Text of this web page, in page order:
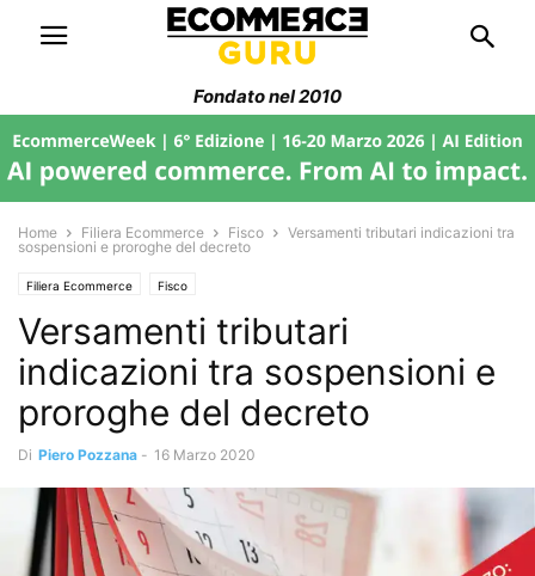
Fondato nel 2010
Home Filiera Ecommerce Fisco
Versamenti tributari indicazioni tra
sospensioni e proroghe del decreto
Filiera Ecommerce Fisco
Versamenti tributari
indicazioni tra sospensioni e
proroghe del decreto
Di Piero Pozzana - 16 Marzo 2020